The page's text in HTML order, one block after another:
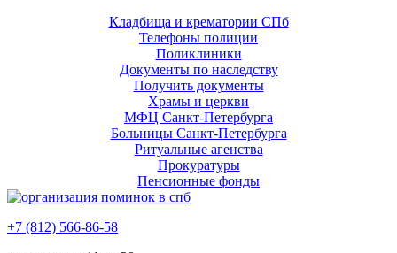
Кладбища и крематории СПб
Телефоны полиции
Поликлиники
Документы по наследству
Получить документы
Храмы и церкви
МФЦ Санкт-Петербурга
Больницы Санкт-Петербурга
Ритуальные агенства
Прокуратуры
Пенсионные фонды
+7 (812) 566-86-58